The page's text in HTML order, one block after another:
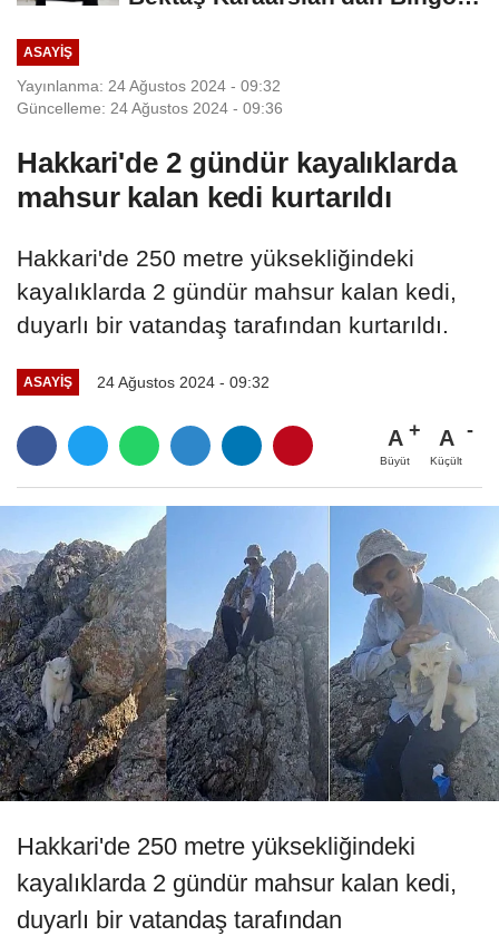
ASAYIŞ
Yayınlanma: 24 Ağustos 2024 - 09:32
Güncelleme: 24 Ağustos 2024 - 09:36
Hakkari'de 2 gündür kayalıklarda
mahsur kalan kedi kurtarıldı
Hakkari'de 250 metre yüksekliğindeki
kayalıklarda 2 gündür mahsur kalan kedi,
duyarlı bir vatandaş tarafından kurtarıldı.
ASAYIŞ 24 Ağustos 2024 - 09:32
A
Büyüt
A
Küçült
Hakkari'de 250 metre yüksekliğindeki
kayalıklarda 2 gündür mahsur kalan kedi,
duyarlı bir vatandaş tarafından